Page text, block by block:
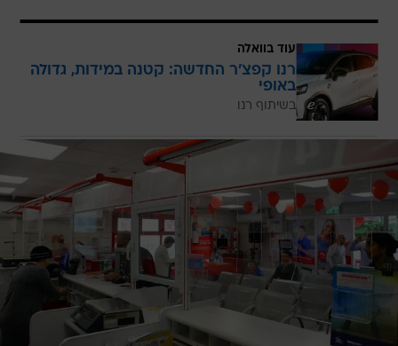
עוד בוואלה
רנו קפצ'ר החדשה: קטנה במידות, גדולה
באופי
בשיתוף רנו